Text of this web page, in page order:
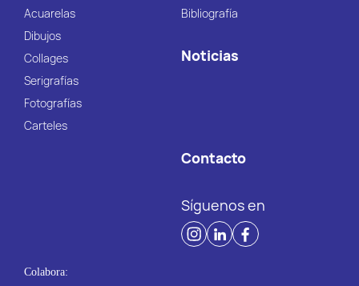
Acuarelas
Dibujos
Collages
Serigrafías
Fotografías
Carteles
Bibliografía
Noticias
Contacto
Síguenos en